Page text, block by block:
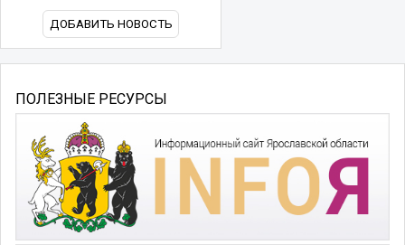
ДОБАВИТЬ НОВОСТЬ
ПОЛЕЗНЫЕ РЕСУРСЫ